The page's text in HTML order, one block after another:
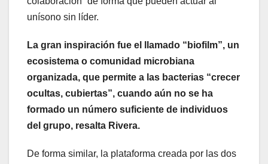
unísono sin líder.
La gran inspiración fue el llamado “biofilm”, un
ecosistema o comunidad microbiana
organizada, que permite a las bacterias “crecer
ocultas, cubiertas”, cuando aún no se ha
formado un número suficiente de individuos
del grupo, resalta Rivera.
De forma similar, la plataforma creada por las dos